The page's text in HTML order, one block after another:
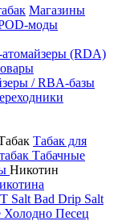
Магазины
моды
(RDA)
/ RBA-базы
Табак для
Табачные
Никотин
Salt Bad Drip Salt
Холодно Песец